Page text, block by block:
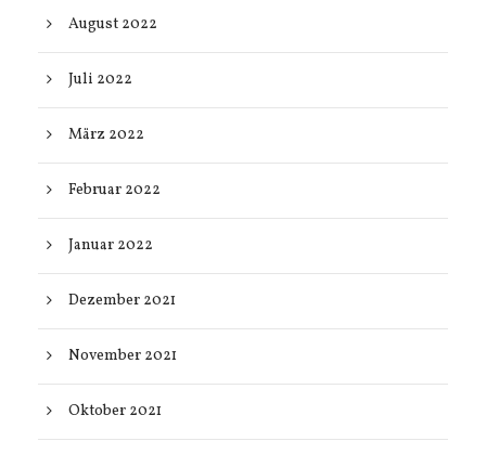
August 2022
Juli 2022
März 2022
Februar 2022
Januar 2022
Dezember 2021
November 2021
Oktober 2021